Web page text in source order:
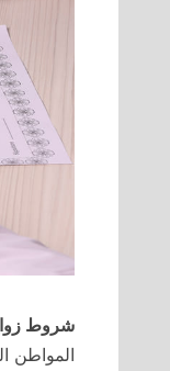
شروط زواج
المواطن